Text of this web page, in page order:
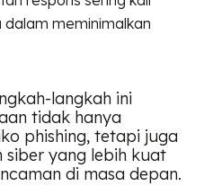
meminimalkan
langkah ini
tidak hanya
phishing, tetapi juga
siber yang lebih kuat
di masa depan.